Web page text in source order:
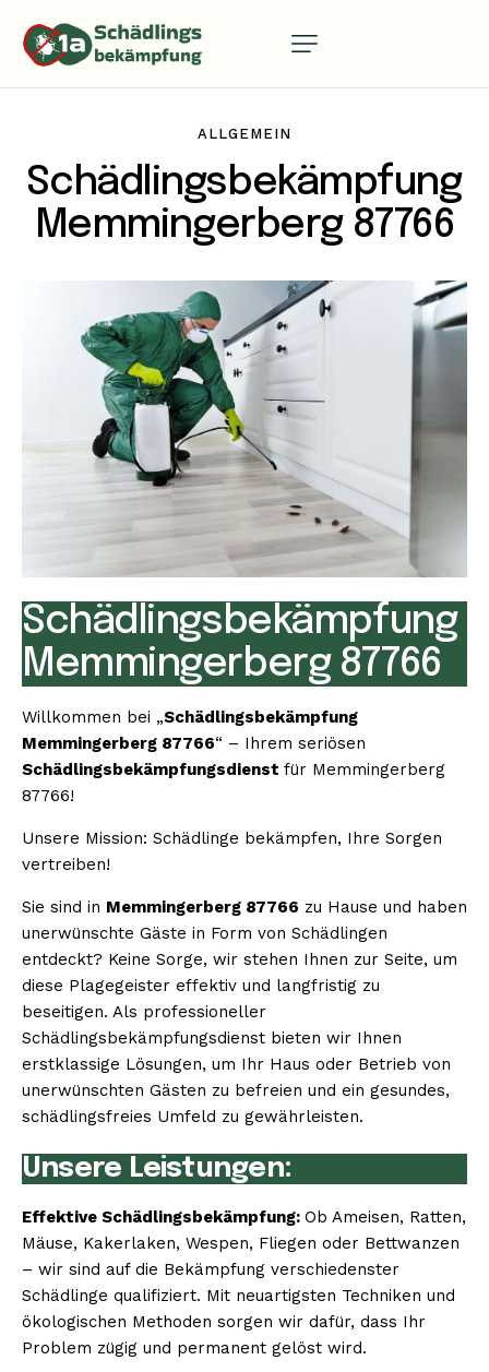
ALLGEMEIN
Schädlingsbekämpfung
Memmingerberg 87766
Schädlingsbekämpfung
Memmingerberg 87766
Willkommen bei „Schädlingsbekämpfung
Memmingerberg 87766“ – Ihrem seriösen
Schädlingsbekämpfungsdienst für Memmingerberg
87766!
Unsere Mission: Schädlinge bekämpfen, Ihre Sorgen
vertreiben!
Sie sind in Memmingerberg 87766 zu Hause und haben
unerwünschte Gäste in Form von Schädlingen
entdeckt? Keine Sorge, wir stehen Ihnen zur Seite, um
diese Plagegeister effektiv und langfristig zu
beseitigen. Als professioneller
Schädlingsbekämpfungsdienst bieten wir Ihnen
erstklassige Lösungen, um Ihr Haus oder Betrieb von
unerwünschten Gästen zu befreien und ein gesundes,
schädlingsfreies Umfeld zu gewährleisten.
Unsere Leistungen:
Effektive Schädlingsbekämpfung: Ob Ameisen, Ratten,
Mäuse, Kakerlaken, Wespen, Fliegen oder Bettwanzen
– wir sind auf die Bekämpfung verschiedenster
Schädlinge qualifiziert. Mit neuartigsten Techniken und
ökologischen Methoden sorgen wir dafür, dass Ihr
Problem zügig und permanent gelöst wird.